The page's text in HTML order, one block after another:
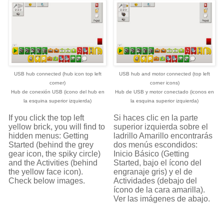
USB hub connected (hub icon top left
corner)
Hub de conexión USB (icono del hub en
la esquina superior izquierda)
USB hub and motor connected (top left
corner icons)
Hub de USB y motor conectado (iconos en
la esquina superior izquierda)
If you click the top left
yellow brick, you will find to
hidden menus: Getting
Started (behind the grey
gear icon, the spiky circle)
and the Activities (behind
the yellow face icon).
Check below images.
Si haces clic en la parte
superior izquierda sobre el
ladrillo Amarillo encontrarás
dos menús escondidos:
Inicio Básico (Getting
Started, bajo el ícono del
engranaje gris) y el de
Actividades (debajo del
ícono de la cara amarilla).
Ver las imágenes de abajo.